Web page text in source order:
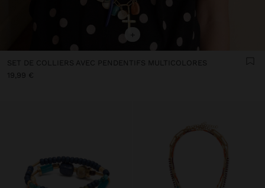
+
SET DE COLLIERS AVEC PENDENTIFS MULTICOLORES
19,99 €